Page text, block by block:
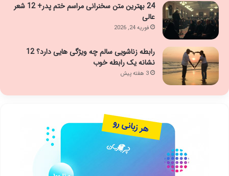
24 بهترین متن سخنرانی مراسم ختم پدر+ 12 شعر
عالی
فوریه 24, 2026
رابطه زناشویی سالم چه ویژگی هایی دارد؟ 12
نشانه یک رابطه خوب
3 هفته پیش